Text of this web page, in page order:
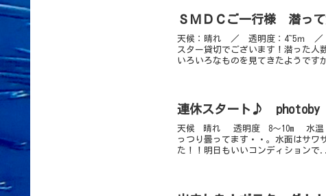
ＳＭＤＣご一行様 潜って
天候：晴れ ／ 透明度：4~5ｍ ／
スター貸切でございます！潜った人
いろいろなものを見てきたようです
連休スタート♪ photoby
天候 晴れ 透明度 8〜10m 水温
っつり曇ってます・・。水面はサワ
た！！明日もいいコンディションで